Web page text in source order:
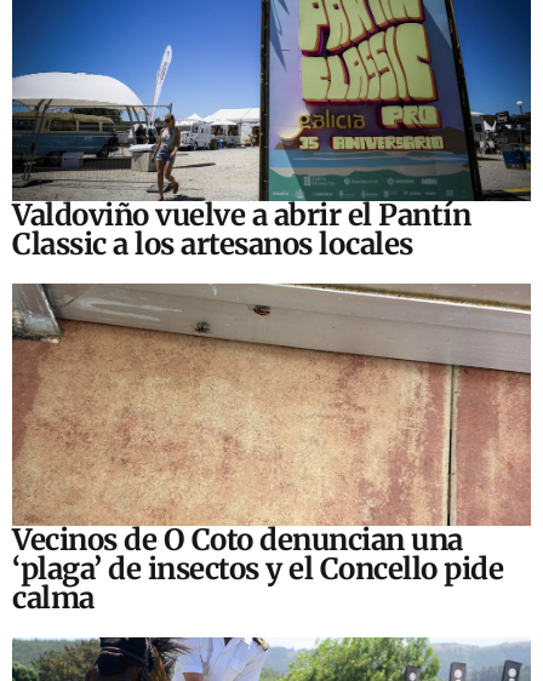
Valdoviño vuelve a abrir el Pantín
Classic a los artesanos locales
Vecinos de O Coto denuncian una
‘plaga’ de insectos y el Concello pide
calma